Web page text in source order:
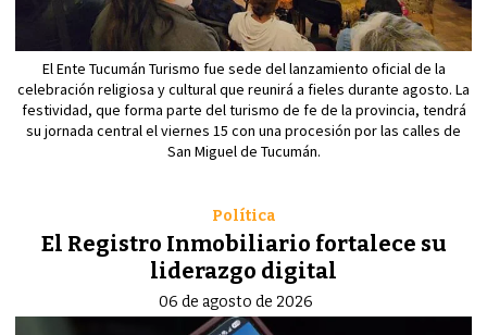
El Ente Tucumán Turismo fue sede del lanzamiento oficial de la
celebración religiosa y cultural que reunirá a fieles durante agosto. La
festividad, que forma parte del turismo de fe de la provincia, tendrá
su jornada central el viernes 15 con una procesión por las calles de
San Miguel de Tucumán.
El Registro Inmobiliario fortalece su
liderazgo digital
Política
06 de agosto de 2026